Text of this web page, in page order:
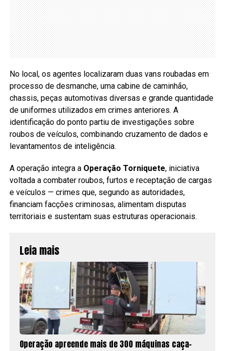
No local, os agentes localizaram duas vans roubadas em
processo de desmanche, uma cabine de caminhão,
chassis, peças automotivas diversas e grande quantidade
de uniformes utilizados em crimes anteriores. A
identificação do ponto partiu de investigações sobre
roubos de veículos, combinando cruzamento de dados e
levantamentos de inteligência.
A operação integra a Operação Torniquete, iniciativa
voltada a combater roubos, furtos e receptação de cargas
e veículos — crimes que, segundo as autoridades,
financiam facções criminosas, alimentam disputas
territoriais e sustentam suas estruturas operacionais.
Leia mais
Operação apreende mais de 300 máquinas caça-